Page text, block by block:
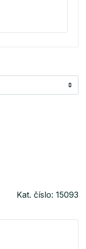
Kat. číslo: 15093